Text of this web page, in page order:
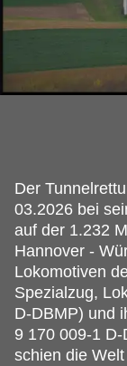
Der
03.2026 bei
auf der 1.232
Hannover -
Lokomotiven
Spezialzug,
D-DBMP) und
9 170 009-1
schien die